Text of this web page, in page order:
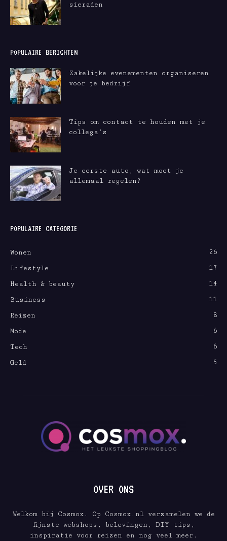
sieraden
POPULAIRE BERICHTEN
Zakelijke evenementen organiseren
voor je bedrijf
Tips om contact te houden met je
collega’s
Je eerste auto, wat moet je
allemaal regelen?
POPULAIRE CATEGORIE
Wonen
26
Lifestyle
17
Health & beauty
14
Business
11
Reizen
8
Mode
6
Tech
6
Geld
5
OVER ONS
Welkom bij Cosmox. Op Cosmox.nl verzamelen we de
fijnste webshops, belevingen, DIY tips,
inspiratie voor reizen en nog veel meer.